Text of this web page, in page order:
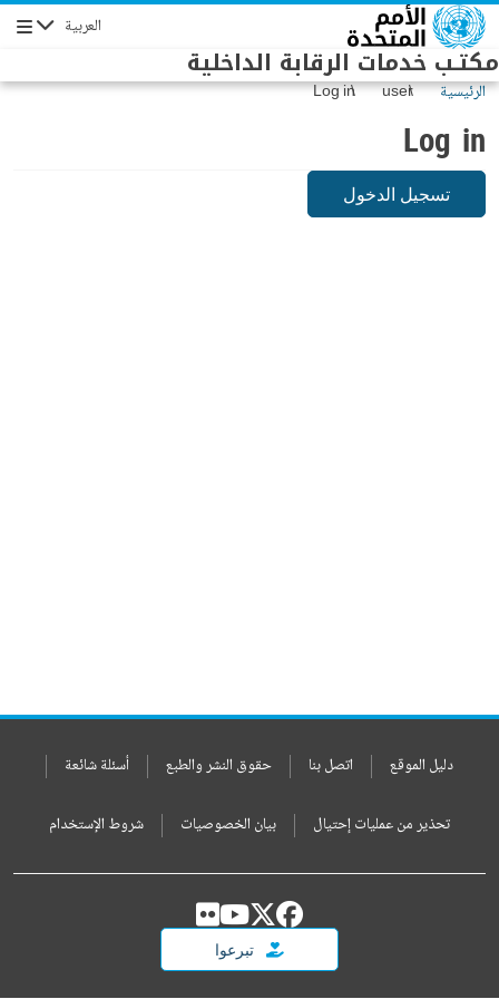
Skip to main content العربية
مكتـب خدمات الرقابة الداخلية
الرئيسية user
Log in
Log in
تسجيل الدخول
دليل الموقع اتصل بنا حقوق النشر والطبع أسئلة شائعة
تحذير من عمليات إحتيال بيان الخصوصيات شروط الإستخدام
تبرعوا